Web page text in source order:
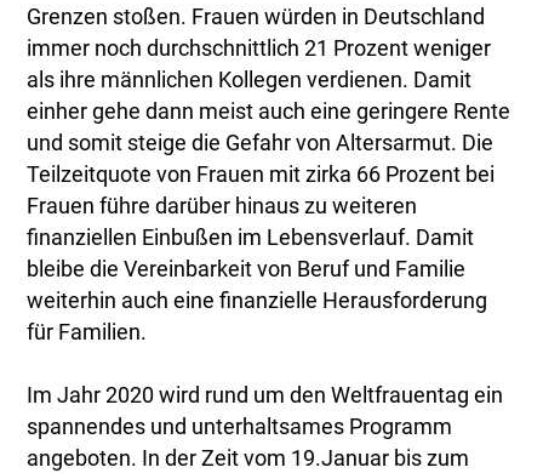
Grenzen stoßen. Frauen würden in Deutschland
immer noch durchschnittlich 21 Prozent weniger
als ihre männlichen Kollegen verdienen. Damit
einher gehe dann meist auch eine geringere Rente
und somit steige die Gefahr von Altersarmut. Die
Teilzeitquote von Frauen mit zirka 66 Prozent bei
Frauen führe darüber hinaus zu weiteren
finanziellen Einbußen im Lebensverlauf. Damit
bleibe die Vereinbarkeit von Beruf und Familie
weiterhin auch eine finanzielle Herausforderung
für Familien.
Im Jahr 2020 wird rund um den Weltfrauentag ein
spannendes und unterhaltsames Programm
angeboten. In der Zeit vom 19.Januar bis zum